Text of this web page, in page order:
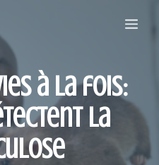
à la fois:
la